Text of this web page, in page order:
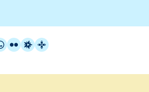
FlickrRadio Estel
Catalunya Cristiana